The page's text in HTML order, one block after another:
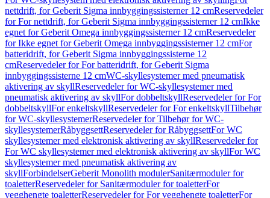
nettdrift, for Geberit Sigma innbyggingssisterner 12 cmReservedeler
for For nettdrift, for Geberit Sigma innbyggingssisterner 12 cmIkke
egnet for Geberit Omega innbyggingssisterner 12 cmReservedeler
for Ikke egnet for Geberit Omega innbyggingssisterner 12 cmFor
batteridrift, for Geberit Sigma innbyggingssisterne 12
cmReservedeler for For batteridrift, for Geberit Sigma
innbyggingssisterne 12 cmWC-skyllesystemer med pneumatisk
aktivering av skyllReservedeler for WC-skyllesystemer med
pneumatisk aktivering av skyllFor dobbeltskyllReservedeler for For
dobbeltskyllFor enkeltskyllReservedeler for For enkeltskyllTilbehør
for WC-skyllesystemerReservedeler for Tilbehør for WC-
skyllesystemerRåbyggsettReservedeler for RåbyggsettFor WC
skyllesystemer med elektronisk aktivering av skyllReservedeler for
For WC skyllesystemer med elektronisk aktivering av skyllFor WC
skyllesystemer med pneumatisk aktivering av
skyllForbindelserGeberit Monolith modulerSanitærmoduler for
toaletterReservedeler for Sanitærmoduler for toaletterFor
vegghengte toaletterReservedeler for For vegghengte toaletterFor